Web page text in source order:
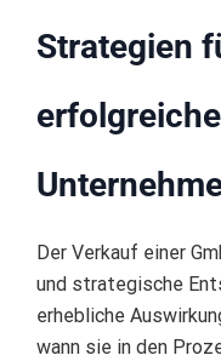
Strategien
Der Verkauf einer
und strategische
erhebliche
wann sie in den